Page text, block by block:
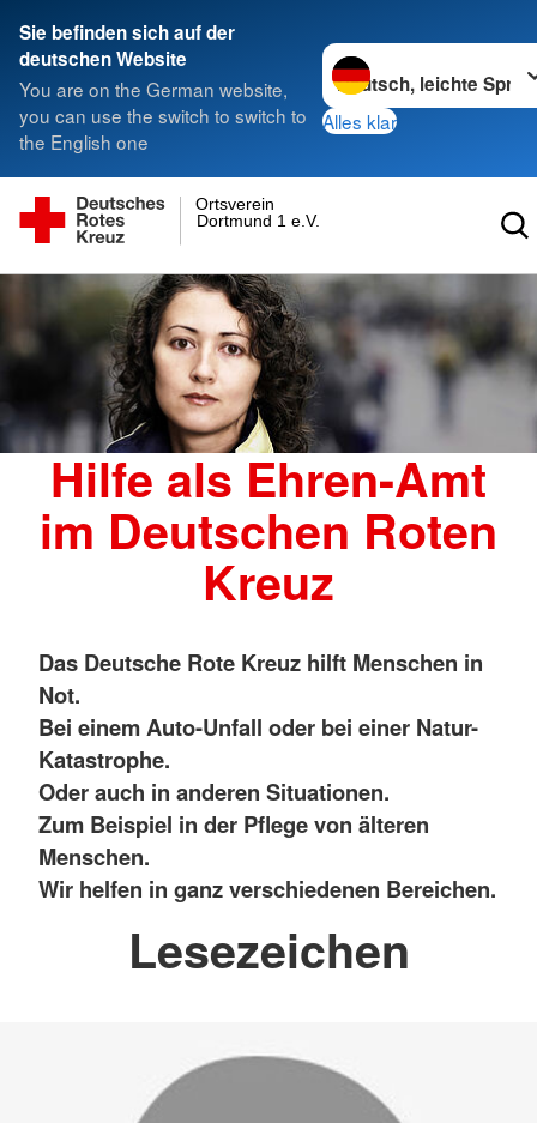
Sie befinden sich auf der
deutschen Website
You are on the German website,
you can use the switch to switch to
the English one
Sprache wechseln zu
Alles klar
Dortmund 1 e.V.
Ortsverein
Hilfe als Ehren-Amt
im Deutschen Roten
Kreuz
Das Deutsche Rote Kreuz hilft Menschen in
Not.
Bei einem Auto-Unfall oder bei einer Natur-
Katastrophe.
Oder auch in anderen Situationen.
Zum Beispiel in der Pflege von älteren
Menschen.
Wir helfen in ganz verschiedenen Bereichen.
Lesezeichen